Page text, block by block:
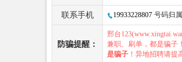
联系手机 19933228807 号码归
防骗提醒：
邢台
兼职、刷单，都是骗子
是骗子 ！异地招聘请提